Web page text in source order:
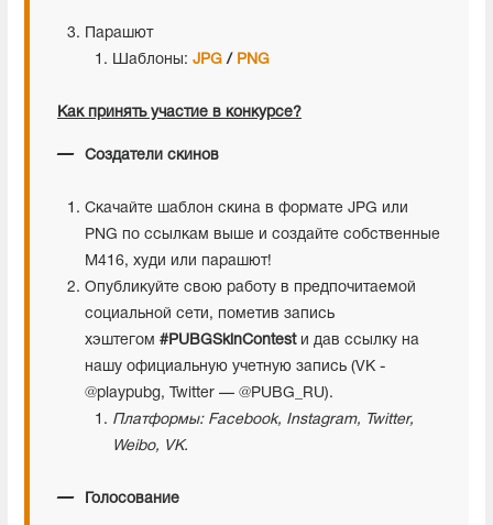
Парашют
Шаблоны: JPG/ PNG
Как принять участие в конкурсе?
Создатели скинов
Скачайте шаблон скина в формате JPG или
PNG по ссылкам выше и создайте собственные
M416, худи или парашют!
Опубликуйте свою работу в предпочитаемой
социальной сети, пометив запись
хэштегом #PUBGSkinContestи дав ссылку на
нашу официальную учетную запись (VK -
@playpubg, Twitter — @PUBG_RU).
Платформы: Facebook, Instagram, Twitter,
Weibo, VK.
Голосование